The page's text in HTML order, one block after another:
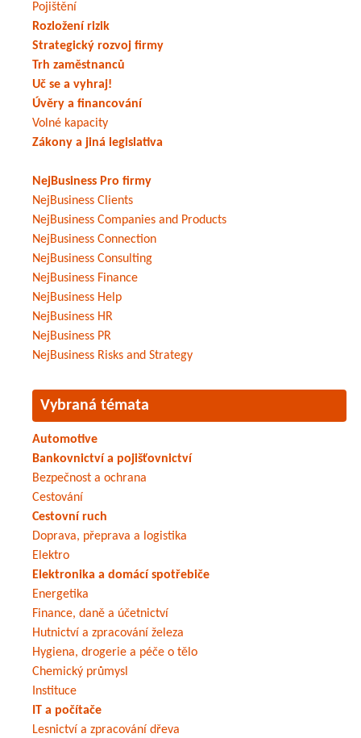
Pojištění
Rozložení rizik
Strategický rozvoj firmy
Trh zaměstnanců
Uč se a vyhraj!
Úvěry a financování
Volné kapacity
Zákony a jiná legislativa
NejBusiness Pro firmy
NejBusiness Clients
NejBusiness Companies and Products
NejBusiness Connection
NejBusiness Consulting
NejBusiness Finance
NejBusiness Help
NejBusiness HR
NejBusiness PR
NejBusiness Risks and Strategy
Vybraná témata
Automotive
Bankovnictví a pojišťovnictví
Bezpečnost a ochrana
Cestování
Cestovní ruch
Doprava, přeprava a logistika
Elektro
Elektronika a domácí spotřebiče
Energetika
Finance, daně a účetnictví
Hutnictví a zpracování železa
Hygiena, drogerie a péče o tělo
Chemický průmysl
Instituce
IT a počítače
Lesnictví a zpracování dřeva